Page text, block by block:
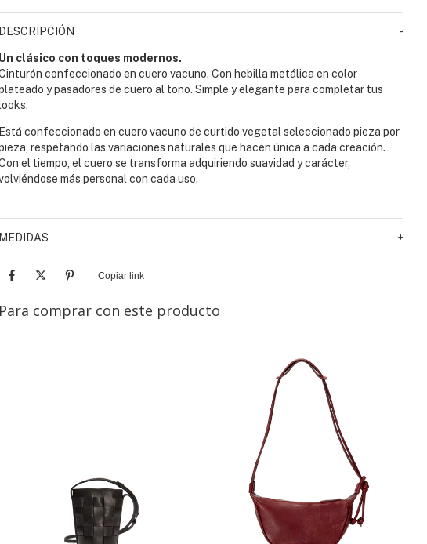
DESCRIPCIÓN -
Un clásico con toques modernos.
confeccionado en cuero vacuno. Con hebilla metálica en color
y pasadores de cuero al tono. Simple y elegante para completar tus
looks.
Está confeccionado en cuero vacuno de curtido vegetal seleccionado pieza por
respetando las variaciones naturales que hacen única a cada creación.
el tiempo, el cuero se transforma adquiriendo suavidad y carácter,
más personal con cada uso.
MEDIDAS +
Copiar link
Para comprar con este producto